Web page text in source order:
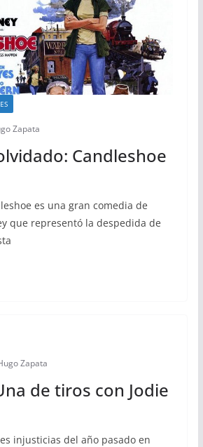
Zapata
Candleshoe
es una gran comedia de
que representó la despedida de
Zapata
de tiros con Jodie
injusticias del año pasado en